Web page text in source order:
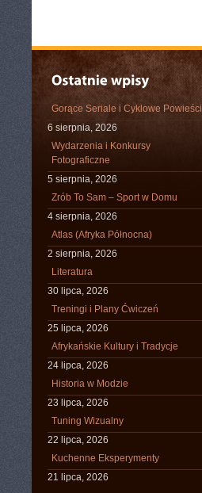
Gorące Seriale i Cyklowe Powieści
6 sierpnia, 2026
Wydarzenia i Konkursy
Fotograficzne
5 sierpnia, 2026
Zrób To Sam – Sport w Domu
4 sierpnia, 2026
Atlas (Afryka Północna)
2 sierpnia, 2026
Literatura
30 lipca, 2026
Treningi i Plany Ćwiczeń
25 lipca, 2026
Afrykańskie Kultury i Tradycje
24 lipca, 2026
Historia w Modzie
23 lipca, 2026
Tuning Wizualny
22 lipca, 2026
Kuchenne Eksperymenty
21 lipca, 2026